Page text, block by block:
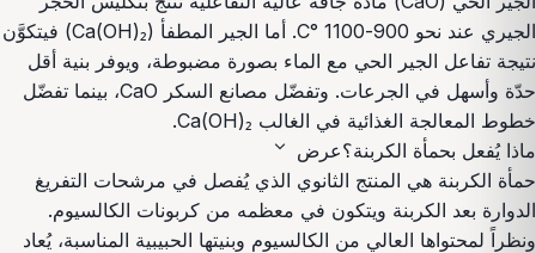
الجيري عند نحو 900-1100 °C. أما الجير المطفأ (Ca(OH)₂) فيتكوَّن
نتيجة تفاعل الجير الحي مع الماء بصورة مضبوطة، ويوفر بنية أقل
حدّة وأسهل في الجرعات. وتفضّل مصانع السكر CaO، بينما تفضّل
خطوط المعالجة الغذائية في الغالب Ca(OH)₂.
ماذا يُفعل بحمأة الكربنة؟عرض expand_more
حمأة الكربنة هي المنتج الثانوي الذي يُفصل في مرشحات التفريغ
الدوارة بعد الكربنة ويتكون في معظمه من كربونات الكالسيوم.
ونظراً لمحتواها العالي من الكالسيوم وبنيتها الحبيبية المناسبة، يُعاد